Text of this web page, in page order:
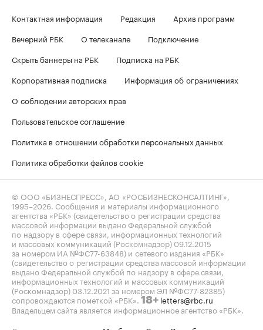
Контактная информация Редакция
Архив программ
Вечерний РБК
О телеканале
Подключение
Скрыть баннеры на РБК
Подписка на РБК
Корпоративная подписка
Информация об ограничениях
О соблюдении авторских прав
Пользовательское соглашение
Политика в отношении обработки персональных данных
Политика обработки файлов cookie
© ООО «БИЗНЕСПРЕСС», АО «РОСБИЗНЕСКОНСАЛТИНГ»,
1995–2026 . Сообщения и материалы информационного
агентства «РБК» (свидетельство о регистрации средства
массовой информации выдано Федеральной службой
по надзору в сфере связи, информационных технологий
и массовых коммуникаций (Роскомнадзор) 09.12.2015
за номером ИА №ФС77-63848) и сетевого издания «РБК»
(свидетельство о регистрации средства массовой информации
выдано Федеральной службой по надзору в сфере связи,
информационных технологий и массовых коммуникаций
(Роскомнадзор) 03.12.2021 за номером ЭЛ №ФС77-82385)
сопровождаются пометкой «РБК». 18+ letters@rbc.ru
Владельцем сайта является информационное агентство «РБК».